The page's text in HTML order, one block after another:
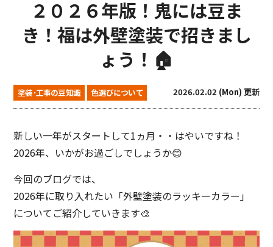
２０２６年版！鬼には豆ま
き！福は外壁塗装で招きまし
ょう！🏠
塗装･工事の豆知識 色選びについて 2026.02.02 (Mon) 更新
新しい一年がスタートして1ヵ月・・はやいですね！
2026年、いかがお過ごしでしょうか😊
今回のブログでは、
2026年に取り入れたい「外壁塗装のラッキーカラー」
についてご紹介していきます🎨